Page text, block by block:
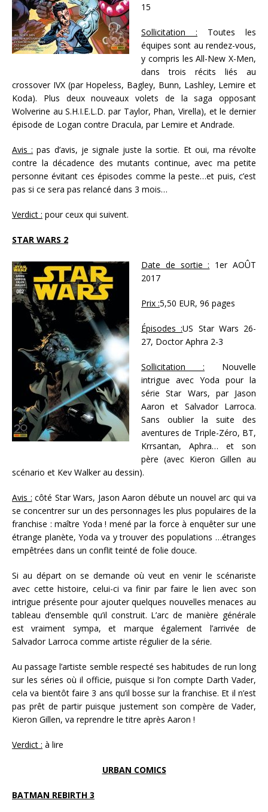
15
Sollicitation : Toutes les
équipes sont au rendez-vous,
y compris les All-New X-Men,
dans trois récits liés au
crossover IVX (par Hopeless, Bagley, Bunn, Lashley, Lemire et
Koda). Plus deux nouveaux volets de la saga opposant
Wolverine au S.H.I.E.L.D. par Taylor, Phan, Virella), et le dernier
épisode de Logan contre Dracula, par Lemire et Andrade.
Avis : pas d’avis, je signale juste la sortie. Et oui, ma révolte
contre la décadence des mutants continue, avec ma petite
personne évitant ces épisodes comme la peste…et puis, c’est
pas si ce sera pas relancé dans 3 mois…
Verdict : pour ceux qui suivent.
STAR WARS 2
Date de sortie : 1er AOÛT
2017
Prix :5,50 EUR, 96 pages
Épisodes :US Star Wars 26-
27, Doctor Aphra 2-3
Sollicitation : Nouvelle
intrigue avec Yoda pour la
série Star Wars, par Jason
Aaron et Salvador Larroca.
Sans oublier la suite des
aventures de Triple-Zéro, BT,
Krrsantan, Aphra… et son
père (avec Kieron Gillen au
scénario et Kev Walker au dessin).
Avis : côté Star Wars, Jason Aaron débute un nouvel arc qui va
se concentrer sur un des personnages les plus populaires de la
franchise : maître Yoda ! mené par la force à enquêter sur une
étrange planète, Yoda va y trouver des populations …étranges
empêtrées dans un conflit teinté de folie douce.
Si au départ on se demande où veut en venir le scénariste
avec cette histoire, celui-ci va finir par faire le lien avec son
intrigue présente pour ajouter quelques nouvelles menaces au
tableau d’ensemble qu’il construit. L’arc de manière générale
est vraiment sympa, et marque également l’arrivée de
Salvador Larroca comme artiste régulier de la série.
Au passage l’artiste semble respecté ses habitudes de run long
sur les séries où il officie, puisque si l’on compte Darth Vader,
cela va bientôt faire 3 ans qu’il bosse sur la franchise. Et il n’est
pas prêt de partir puisque justement son compère de Vader,
Kieron Gillen, va reprendre le titre après Aaron !
Verdict : à lire
URBAN COMICS
BATMAN REBIRTH 3